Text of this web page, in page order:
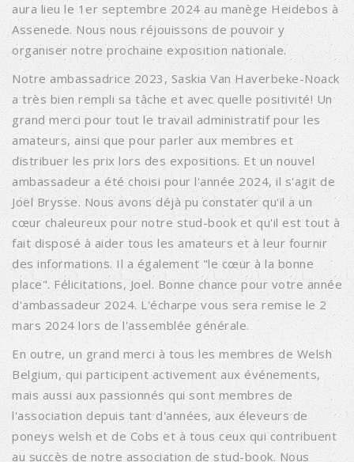
aura lieu le 1er septembre 2024 au manège Heidebos à
Assenede. Nous nous réjouissons de pouvoir y
organiser notre prochaine exposition nationale.
Notre ambassadrice 2023, Saskia Van Haverbeke-Noack
a très bien rempli sa tâche et avec quelle positivité! Un
grand merci pour tout le travail administratif pour les
amateurs, ainsi que pour parler aux membres et
distribuer les prix lors des expositions. Et un nouvel
ambassadeur a été choisi pour l'année 2024, il s'agit de
Joël Brysse. Nous avons déjà pu constater qu'il a un
cœur chaleureux pour notre stud-book et qu'il est tout à
fait disposé à aider tous les amateurs et à leur fournir
des informations. Il a également "le cœur à la bonne
place". Félicitations, Joel. Bonne chance pour votre année
d'ambassadeur 2024. L'écharpe vous sera remise le 2
mars 2024 lors de l'assemblée générale.
En outre, un grand merci à tous les membres de Welsh
Belgium, qui participent activement aux événements,
mais aussi aux passionnés qui sont membres de
l'association depuis tant d'années, aux éleveurs de
poneys welsh et de Cobs et à tous ceux qui contribuent
au succès de notre association de stud-book. Nous